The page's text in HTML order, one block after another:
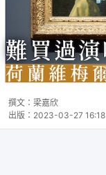
撰文： 梁嘉欣
出版： 2023-03-27 16:18